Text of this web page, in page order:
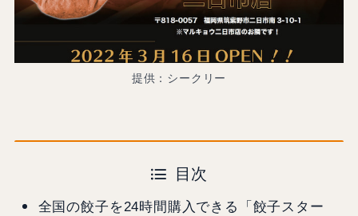
提供：シークリー
目次
全国の餃子を24時間購入できる「餃子スター